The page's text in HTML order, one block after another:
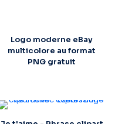
Logo moderne eBay
multicolore au format
PNG gratuit